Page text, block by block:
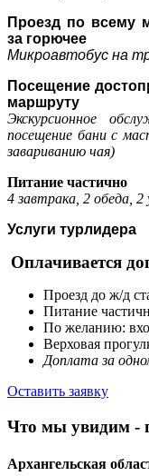
Проезд по всему
за горючее
Микроавтобус на
Посещение
маршруту
Экскурсионное
посещение бани с
завариванию чая)
Питание частично
4 завтрака, 2 обеда,
Услуги турлидера
Оплачивается
Проезд до ж/д
Питание
По желанию:
Верховая
Доплата за
Оставить заявку
Что мы увидим -
Архангельская